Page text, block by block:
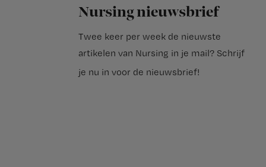
Nursing nieuwsbrief
Twee keer per week de nieuwste
artikelen van Nursing in je mail? Schrijf
je nu in voor de nieuwsbrief!